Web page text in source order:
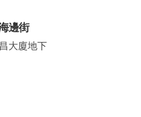
邊街
大廈地下